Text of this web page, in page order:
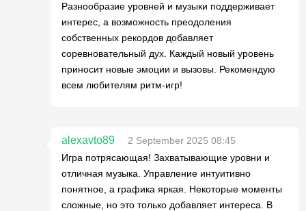
Разнообразие уровней и музыки поддерживает
интерес, а возможность преодоления
собственных рекордов добавляет
соревновательный дух. Каждый новый уровень
приносит новые эмоции и вызовы. Рекомендую
всем любителям ритм-игр!
alexavto89
2 September 2025 08:45
Игра потрясающая! Захватывающие уровни и
отличная музыка. Управление интуитивно
понятное, а графика яркая. Некоторые моменты
сложные, но это только добавляет интереса. В